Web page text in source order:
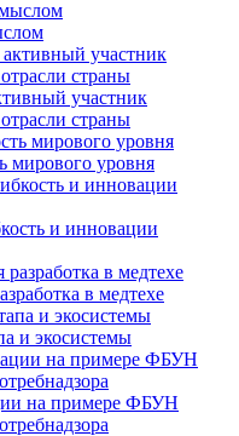
участник
страны
мирового уровня
и инновации
в медтехе
и экосистемы
на примере ФБУН